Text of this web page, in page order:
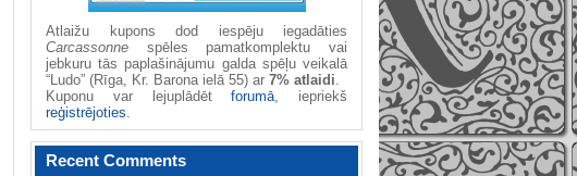
Atlaižu kupons dod iespēju iegadāties
Carcassonne spēles pamatkomplektu vai
jebkuru tās paplašinājumu galda spēļu veikalā
“Ludo” (Rīga, Kr. Barona ielā 55) ar 7% atlaidi.
Kuponu var lejuplādētforumā, iepriekš
reģistrējoties.
Recent Comments